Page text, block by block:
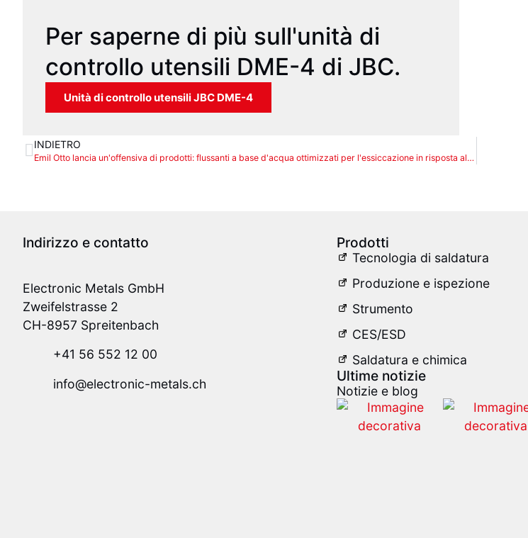
Per saperne di più sull'unità di
controllo utensili DME-4 di JBC.
Unità di controllo utensili JBC DME-4
INDIETRO
Emil Otto lancia un'offensiva di prodotti: flussanti a base d'acqua ottimizzati per l'essiccazione in risposta all'aumento dei prezzi dei solventi
Indirizzo e contatto
Electronic Metals GmbH
Zweifelstrasse 2
CH-8957 Spreitenbach
+41 56 552 12 00
info@electronic-metals.ch
Prodotti
Tecnologia di saldatura
Produzione e ispezione
Strumento
CES/ESD
Saldatura e chimica
Ultime notizie
Notizie e blog